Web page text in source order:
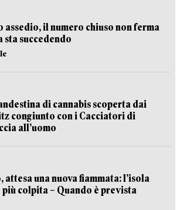
assedio, il numero chiuso non ferma
sta succedendo
di cannabis scoperta dai
congiunto con i Cacciatori di
all’uomo
una nuova fiammata: l’isola
più colpita – Quando è prevista